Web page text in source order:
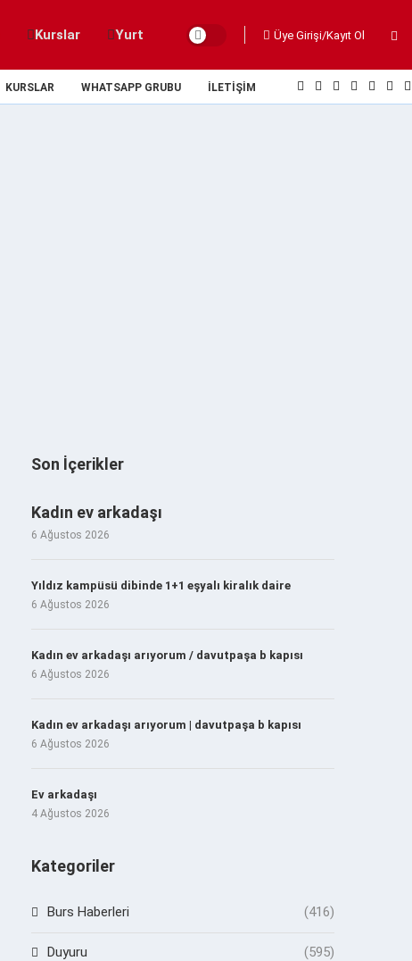
Kurslar Yurt Üye Girişi/Kayıt Ol
KURSLAR WHATSAPP GRUBU İLETIŞIM
Son İçerikler
Kadın ev arkadaşı
6 Ağustos 2026
Yıldız kampüsü dibinde 1+1 eşyalı kiralık daire
6 Ağustos 2026
Kadın ev arkadaşı arıyorum / davutpaşa b kapısı
6 Ağustos 2026
Kadın ev arkadaşı arıyorum | davutpaşa b kapısı
6 Ağustos 2026
Ev arkadaşı
4 Ağustos 2026
Kategoriler
Burs Haberleri (416)
Duyuru (595)